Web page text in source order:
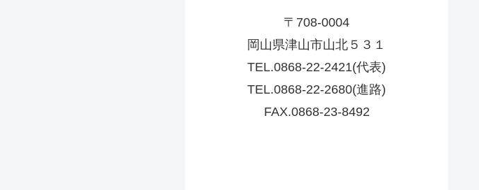
〒708-0004
岡山県津山市山北５３１
TEL.0868-22-2421(代表)
TEL.0868-22-2680(進路)
FAX.0868-23-8492